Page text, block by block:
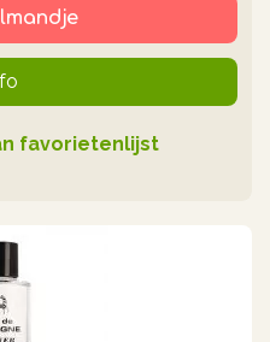
favorietenlijst